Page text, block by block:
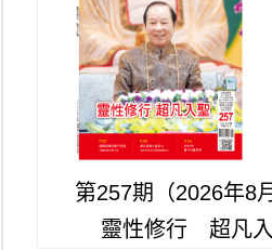
第257期（2026年8
靈性修行 超凡